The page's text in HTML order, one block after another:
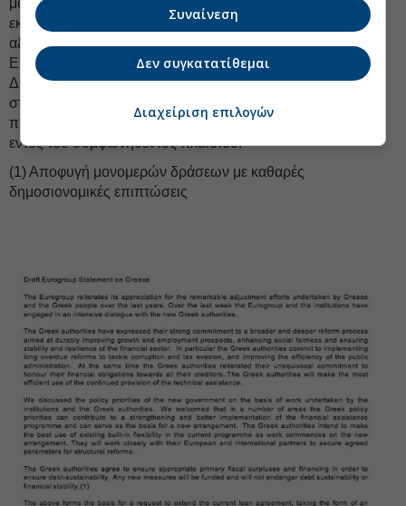
μόνο για την ανακεφαλαιοποίηση τραπεζών και για κόστη
εκκαθάρισης και θα εκταμιευτούν στη βάση μιας
αξιολόγησης από τους θεσμούς και μιας απόφασης από το
Eurogroup.
Διατηρούμε τη δέσμευσή μας για την παροχή επαρκούς
στήριξης στην Ελλάδα μέχρι να αποκτήσει ξανά την πλήρη
πρόσβαση στις αγορές, εφόσον τηρεί τις δεσμεύσεις της
εντός του συμφωνηθέντος πλαισίου.
(1) Αποφυγή μονομερών δράσεων με καθαρές
δημοσιονομικές επιπτώσεις
Συναίνεση
Δεν συγκατατίθεμαι
Διαχείριση επιλογών